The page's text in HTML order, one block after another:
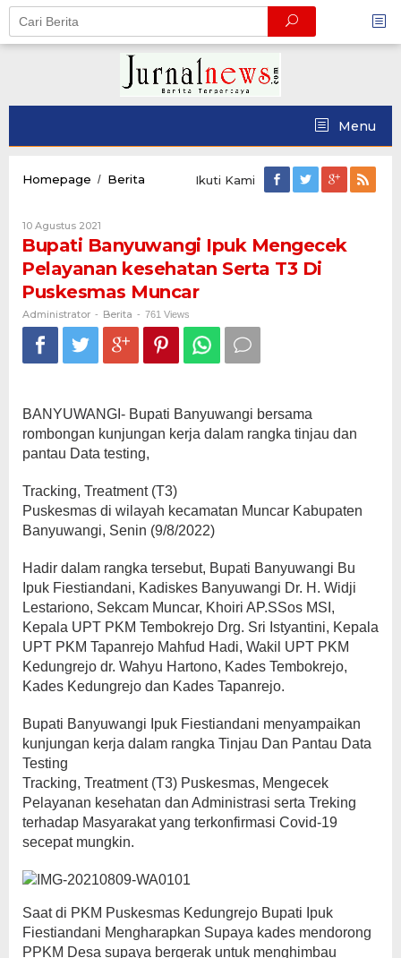
Skip
content
Menu
Homepage / Berita
Pelayanan
kesehatan
Serta
T3
Muncar
Ikuti Kami
10 Agustus 2021
Bupati Banyuwangi Ipuk Mengecek
Pelayanan kesehatan Serta T3 Di
Puskesmas Muncar
Administrator - Berita - 761 Views
BANYUWANGI- Bupati Banyuwangi bersama
rombongan kunjungan kerja dalam rangka tinjau dan
pantau Data testing,
Tracking, Treatment (T3)
Puskesmas di wilayah kecamatan Muncar Kabupaten
Banyuwangi, Senin (9/8/2022)
Hadir dalam rangka tersebut, Bupati Banyuwangi Bu
Ipuk Fiestiandani, Kadiskes Banyuwangi Dr. H. Widji
Lestariono, Sekcam Muncar, Khoiri AP.SSos MSI,
Kepala UPT PKM Tembokrejo Drg. Sri Istyantini, Kepala
UPT PKM Tapanrejo Mahfud Hadi, Wakil UPT PKM
Kedungrejo dr. Wahyu Hartono, Kades Tembokrejo,
Kades Kedungrejo dan Kades Tapanrejo.
Bupati Banyuwangi Ipuk Fiestiandani menyampaikan
kunjungan kerja dalam rangka Tinjau Dan Pantau Data
Testing
Tracking, Treatment (T3) Puskesmas, Mengecek
Pelayanan kesehatan dan Administrasi serta Treking
terhadap Masyarakat yang terkonfirmasi Covid-19
secepat mungkin.
Saat di PKM Puskesmas Kedungrejo Bupati Ipuk
Fiestiandani Mengharapkan Supaya kades mendorong
PPKM Desa supaya bergerak untuk menghimbau